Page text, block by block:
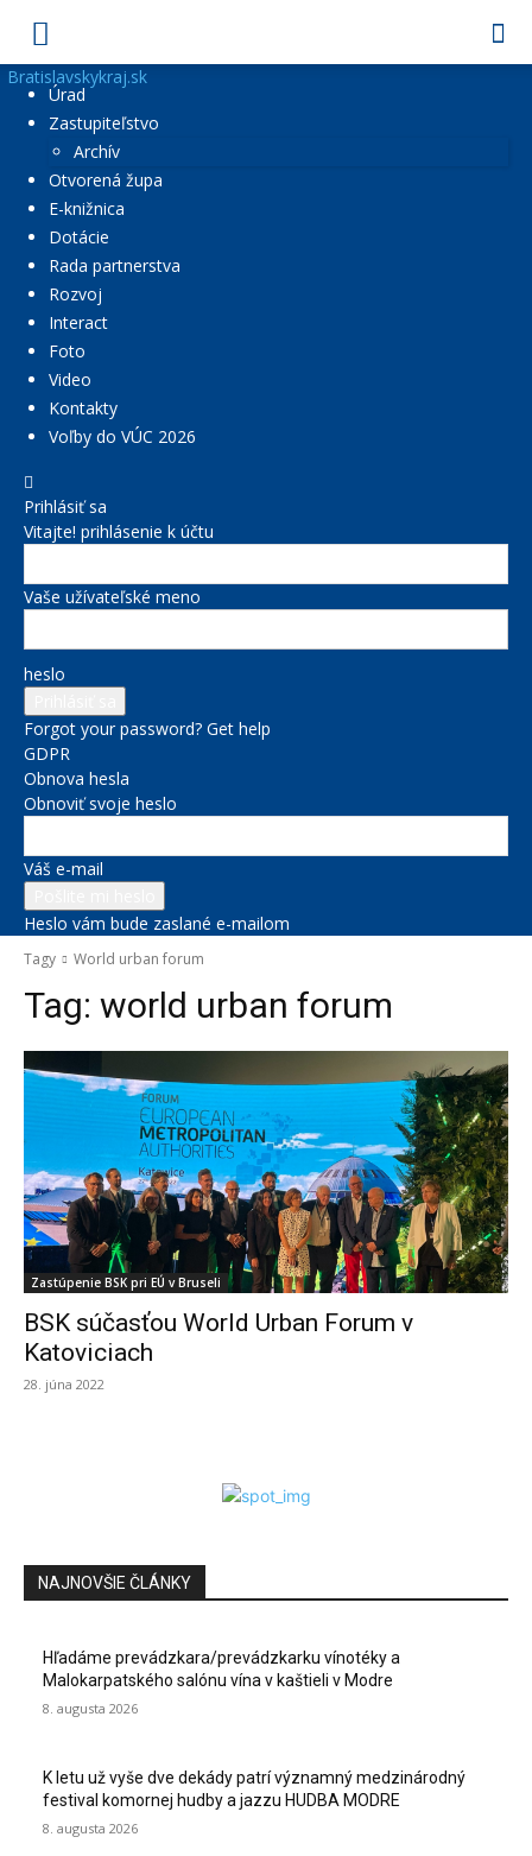
Bratislavskykraj.sk
Úrad
Zastupiteľstvo
Archív
Otvorená župa
E-knižnica
Dotácie
Rada partnerstva
Rozvoj
Interact
Foto
Video
Kontakty
Voľby do VÚC 2026
Prihlásiť sa
Vitajte! prihlásenie k účtu
Vaše užívateľské meno
heslo
Forgot your password? Get help
GDPR
Obnova hesla
Obnoviť svoje heslo
Váš e-mail
Heslo vám bude zaslané e-mailom
Tagy World urban forum
Tag: world urban forum
Zastúpenie BSK pri EÚ v Bruseli
BSK súčasťou World Urban Forum v
Katoviciach
28. júna 2022
NAJNOVŠIE ČLÁNKY
Hľadáme prevádzkara/prevádzkarku vínotéky a
Malokarpatského salónu vína v kaštieli v Modre
8. augusta 2026
K letu už vyše dve dekády patrí významný medzinárodný
festival komornej hudby a jazzu HUDBA MODRE
8. augusta 2026